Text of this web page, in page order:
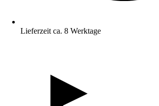
Lieferzeit ca. 8 Werktage